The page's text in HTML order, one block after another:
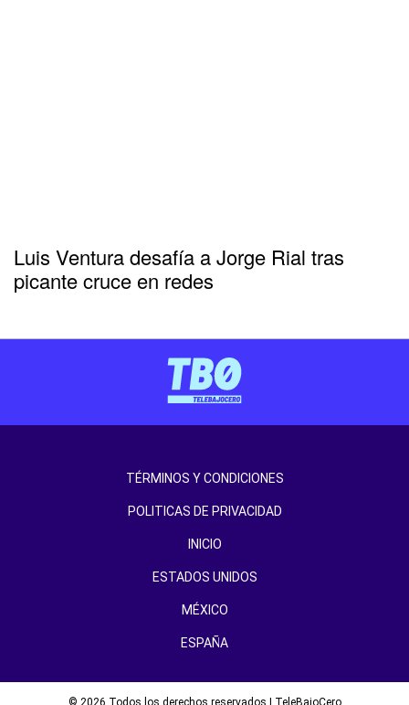
Luis Ventura desafía a Jorge Rial tras
picante cruce en redes
TÉRMINOS Y CONDICIONES
POLITICAS DE PRIVACIDAD
INICIO
ESTADOS UNIDOS
MÉXICO
ESPAÑA
© 2026 Todos los derechos reservados | TeleBajoCero